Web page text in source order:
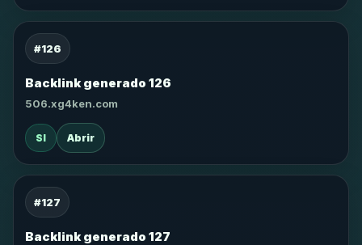
#126
Backlink generado 126
506.xg4ken.com
SI Abrir
#127
Backlink generado 127